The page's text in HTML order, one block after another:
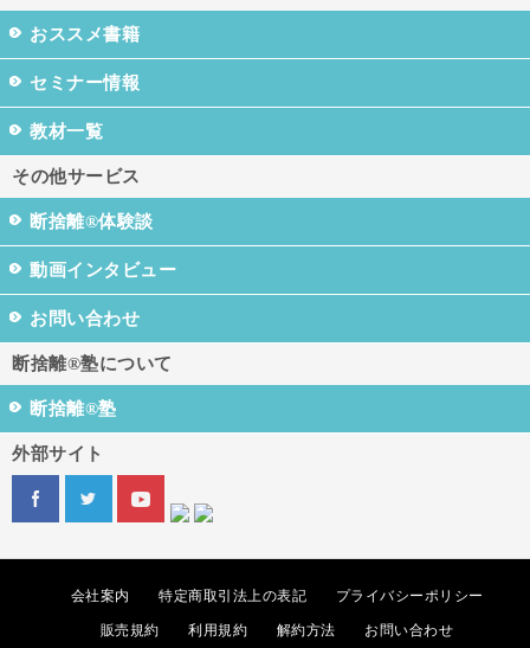
おススメ書籍
セミナー情報
教材一覧
その他サービス
断捨離®体験談
動画インタビュー
お問い合わせ
断捨離®塾について
断捨離®塾
外部サイト
会社案内 特定商取引法上の表記 プライバシーポリシー
販売規約 利用規約 解約方法 お問い合わせ